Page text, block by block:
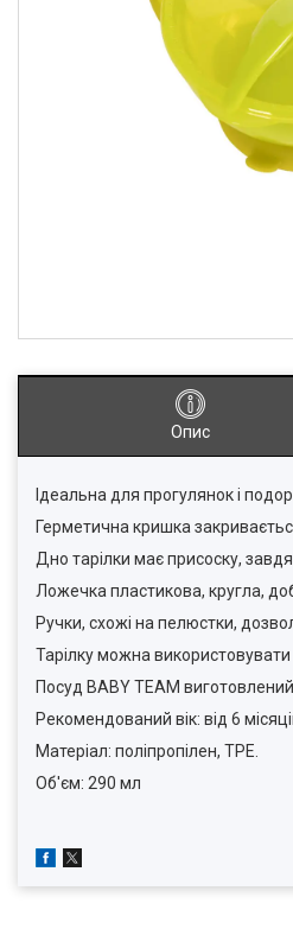
Опис
Ідеальна для прогулянок і
Герметична кришка
Дно тарілки має присоску,
Ложечка пластикова, кругла,
Ручки, схожі на пелюстки,
Тарілку можна використовувати
Посуд BABY TEAM
Рекомендований вік: від 6
Матеріал: поліпропілен, TPE.
Об'єм: 290 мл